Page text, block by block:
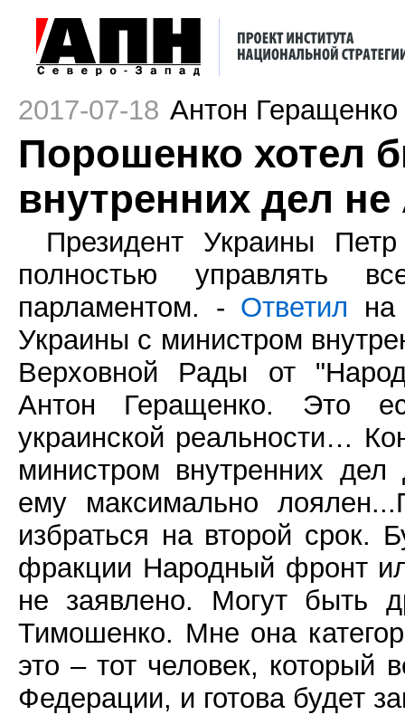
2017-07-18 Антон Геращенко
Порошенко хотел
внутренних дел не
Президент Украины
полностью управлять
парламентом. - Ответил на
Украины с министром
Верховной Рады от
Антон Геращенко. Это
украинской реальности…
министром внутренних
ему максимально
избраться на второй срок.
фракции Народный фронт
не заявлено. Могут быть
Тимошенко. Мне она
это – тот человек, который
Федерации, и готова будет